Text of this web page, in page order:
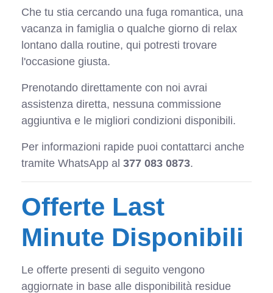
Che tu stia cercando una fuga romantica, una
vacanza in famiglia o qualche giorno di relax
lontano dalla routine, qui potresti trovare
l'occasione giusta.
Prenotando direttamente con noi avrai
assistenza diretta, nessuna commissione
aggiuntiva e le migliori condizioni disponibili.
Per informazioni rapide puoi contattarci anche
tramite WhatsApp al 377 083 0873.
Offerte Last
Minute Disponibili
Le offerte presenti di seguito vengono
aggiornate in base alle disponibilità residue